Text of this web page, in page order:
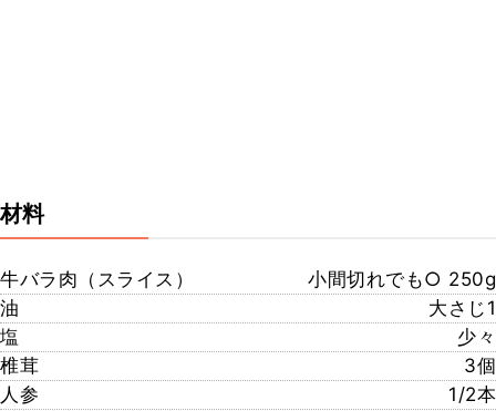
材料
牛バラ肉（スライス）
小間切れでも○ 250g
油
大さじ1
塩
少々
椎茸
3個
人参
1/2本